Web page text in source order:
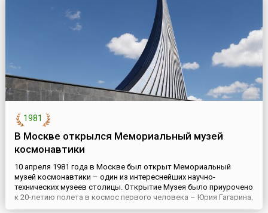
1981
В Москве открылся Мемориальный музей
космонавтики
10 апреля 1981 года в Москве был открыт Мемориальный
музей космонавтики – один из интереснейших научно-
технических музеев столицы. Открытие Музея было приурочено
к 20-летию полета в космос первого человека – Юрия Гагарина,
а расположился он в основании уникального памятника –